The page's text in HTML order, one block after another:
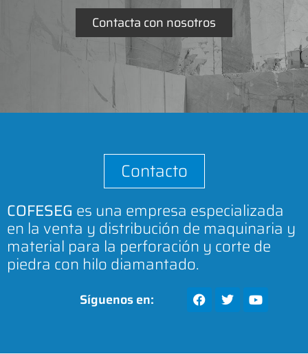
Contacta con nosotros
Contacto
COFESEG es una empresa especializada
en la venta y distribución de maquinaria y
material para la perforación y corte de
piedra con hilo diamantado.
Síguenos en: